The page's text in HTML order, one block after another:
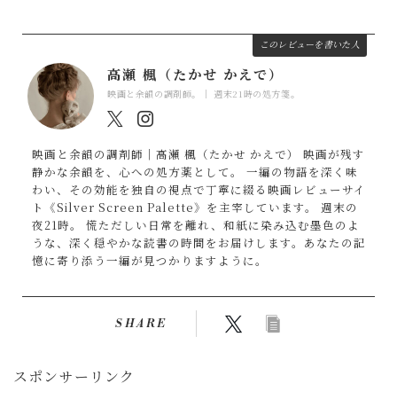
このレビューを書いた人
高瀬 楓（たかせ かえで）
映画と余韻の調剤師。｜ 週末21時の処方箋。
映画と余韻の調剤師｜高瀬 楓（たかせ かえで） 映画が残す
静かな余韻を、心への処方薬として。 一編の物語を深く味
わい、その効能を独自の視点で丁寧に綴る映画レビューサイ
ト《Silver Screen Palette》を主宰しています。 週末の
夜21時。 慌ただしい日常を離れ、和紙に染み込む墨色のよ
うな、深く穏やかな読書の時間をお届けします。あなたの記
憶に寄り添う一編が見つかりますように。
SHARE
スポンサーリンク